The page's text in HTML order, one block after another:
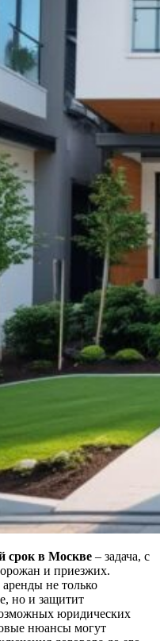
срок в Москве – задача, с
и приезжих.
не только
но и защитит
юридических
нюансы могут